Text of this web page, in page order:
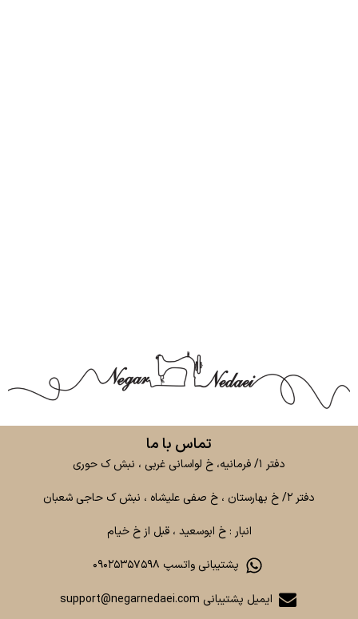
تماس با ما
دفتر ۱/ فرمانیه، خ لواسانی غربی ، نبش ک حوری
دفتر ۲/ خ بهارستان ، خ صفی علیشاه ، نبش ک حاجی شعبان
انبار : خ ابوسعید ، قبل از خ خیام
پشتیبانی واتسپ ۰۹۰۲۵۳۵۷۵۹۸
ایمیل پشتیبانی support@negarnedaei.com